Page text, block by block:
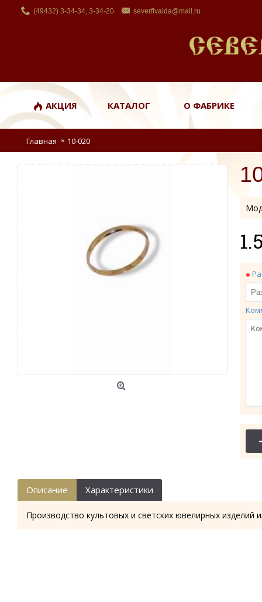
(49432) 3-34-34, 3-34-20 severfivaida@mail.ru
АКЦИЯ КАТАЛОГ О ФАБРИКЕ
Главная 10-020
-
Описание Характеристики
Производство культовых и светских ювелирных изделий